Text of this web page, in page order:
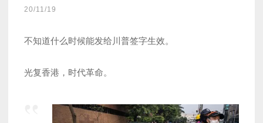
20/11/19
不知道什么时候能发给川普签字生效。
光复香港，时代革命。